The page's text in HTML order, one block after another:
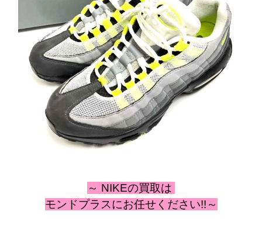
～ NIKEの買取は
モンドプラスにお任せください!!～